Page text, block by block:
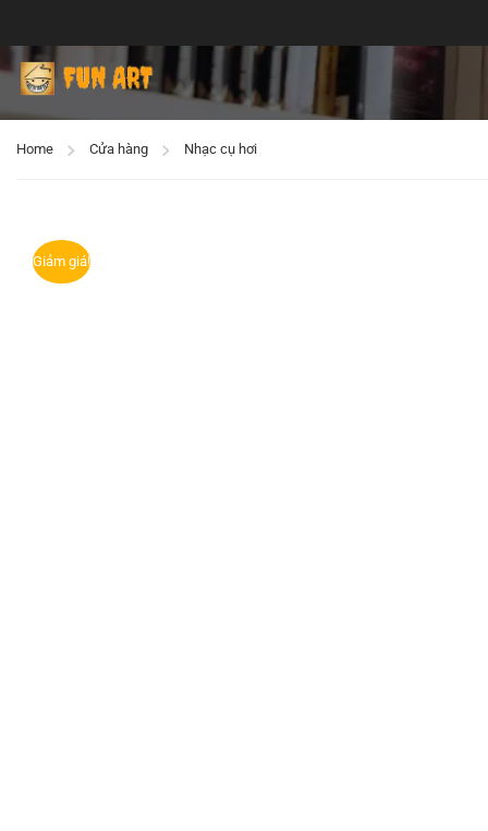
Home Cửa hàng Nhạc cụ hơi
Giảm giá!